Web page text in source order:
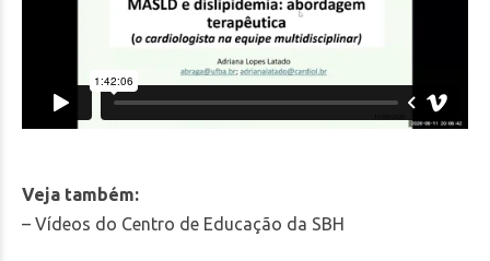
Veja também:
– Vídeos do Centro de Educação da SBH